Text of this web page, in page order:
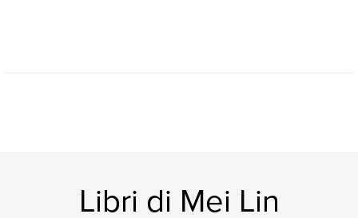
Libri di Mei Lin